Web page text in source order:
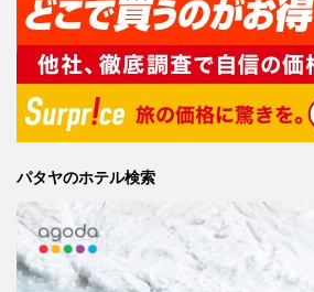
パタヤのホテル検索